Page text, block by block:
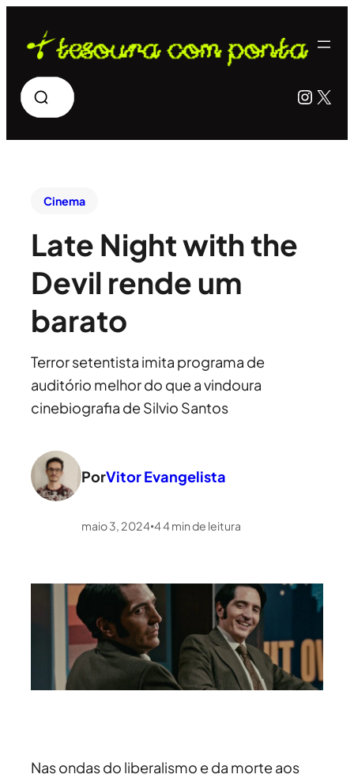
Pesquisar X
Cinema
Late Night with the
Devil rende um
barato
Terror setentista imita programa de
auditório melhor do que a vindoura
cinebiografia de Silvio Santos
PorVitor Evangelista
maio 3, 2024•44min de leitura
Nas ondas do liberalismo e da morte aos